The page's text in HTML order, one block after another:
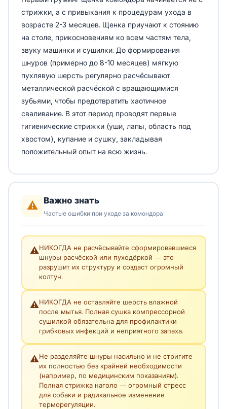
стрижки, а с привыкания к процедурам ухода в
возрасте 2-3 месяцев. Щенка приучают к стоянию
на столе, прикосновениям ко всем частям тела,
звуку машинки и сушилки. До формирования
шнуров (примерно до 8-10 месяцев) мягкую
пухлявую шерсть регулярно расчёсывают
металлической расчёской с вращающимися
зубьями, чтобы предотвратить хаотичное
сваливание. В этот период проводят первые
гигиенические стрижки (уши, лапы, область под
хвостом), купание и сушку, закладывая
положительный опыт на всю жизнь.
⚠️ Важно знать
Частые ошибки при уходе за комондора
⚠️НИКОГДА не расчёсывайте сформировавшиеся
шнуры расчёской или пуходёркой — это
разрушит их структуру и создаст огромный
колтун.
⚠️НИКОГДА не оставляйте шерсть влажной
после мытья. Полная сушка компрессорной
сушилкой обязательна для профилактики
грибковых инфекций и неприятного запаха.
⚠️Не разделяйте шнуры насильно и не стригите
их полностью без крайней необходимости
(например, по медицинским показаниям).
Полная стрижка наголо — огромный стресс
для собаки и радикальное изменение
терморегуляции.